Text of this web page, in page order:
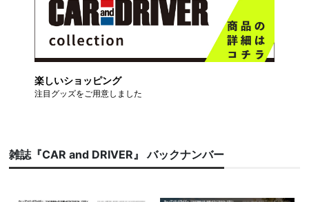
楽しいショッピング
注目グッズをご用意しました
雑誌『CAR and DRIVER』 バックナンバー